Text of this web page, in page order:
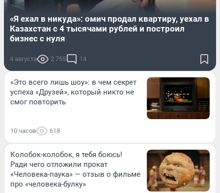
«Я ехал в никуда»: омич продал квартиру, уехал в
Казахстан с 4 тысячами рублей и построил
бизнес с нуля
4 августа 2 755 14
«Это всего лишь шоу»: в чем секрет
успеха «Друзей», который никто не
смог повторить
10 часов 618
Колобок-колобок, я тебя боюсь!
Ради чего отложили прокат
«Человека-паука» — отзыв о фильме
про «человека-булку»